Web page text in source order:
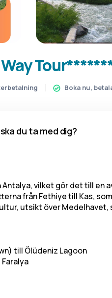
Boka nu,
du ta med dig?
vilket gör det till en
från Fethiye till Kas,
utsikt över
till Ölüdeniz Lagoon